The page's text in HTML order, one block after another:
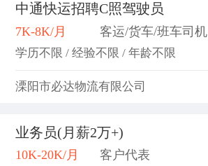
中通快运招聘C照驾驶员
7K-8K/月 客运/货车/班车司机
学历不限 / 经验不限 / 年龄不限
溧阳市必达物流有限公司
业务员(月薪2万+)
10K-20K/月 客户代表